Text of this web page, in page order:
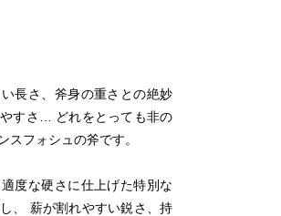
長さ、斧身の重さとの絶妙
すさ… どれをとっても非の
スフォシュの斧です。
度な硬さに仕上げた特別な
、 薪が割れやすい鋭さ、持